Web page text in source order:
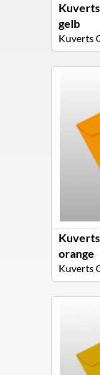
gelb
orange